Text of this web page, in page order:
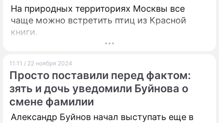
На природных территориях Москвы все
чаще можно встретить птиц из Красной
книги.
11:11 / 22 ноября 2024
Просто поставили перед фактом:
зять и дочь уведомили Буйнова о
смене фамилии
Александр Буйнов начал выступать еще в